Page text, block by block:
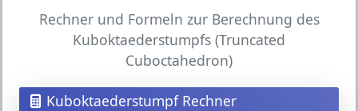
Rechner und Formeln zur Berechnung des
Kuboktaederstumpfs (Truncated
Cuboctahedron)
Kuboktaederstumpf Rechner